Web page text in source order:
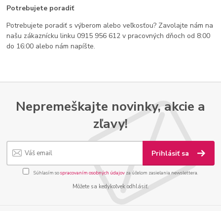
Potrebujete poradiť
Potrebujete poradiť s výberom alebo veľkosťou? Zavolajte nám na
našu zákaznícku linku 0915 956 612 v pracovných dňoch od 8:00
do 16:00 alebo nám napíšte.
Nepremeškajte novinky, akcie a
zľavy!
Prihlásiť sa
Súhlasím sospracovaním osobných údajov za účelom zasielania newslettera.
Môžete sa kedykoľvek odhlásiť.